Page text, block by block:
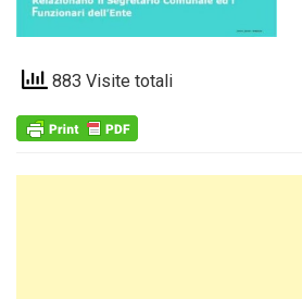
883 Visite totali